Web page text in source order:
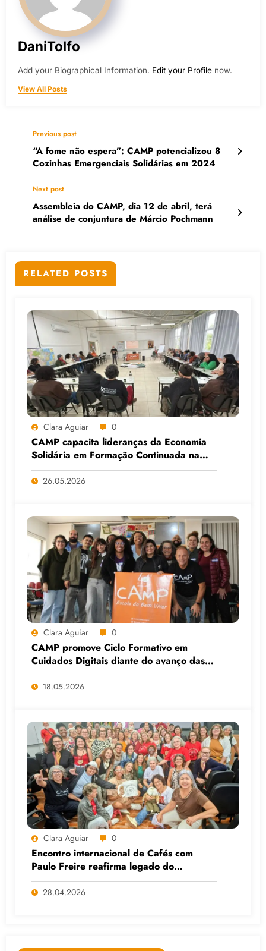
DaniTolfo
Add your Biographical Information. Edit your Profile now.
View All Posts
Previous post
“A fome não espera”: CAMP potencializou 8
Cozinhas Emergenciais Solidárias em 2024
Next post
Assembleia do CAMP, dia 12 de abril, terá
análise de conjuntura de Márcio Pochmann
RELATED POSTS
Clara Aguiar 0
CAMP capacita lideranças da Economia
Solidária em Formação Continuada na
Faculdade do Assentamento do MST, em
Viamão (RS)
26.05.2026
Clara Aguiar 0
CAMP promove Ciclo Formativo em
Cuidados Digitais diante do avanço das
Big Techs e da IA
18.05.2026
Clara Aguiar 0
Encontro internacional de Cafés com
Paulo Freire reafirma legado do
educador popular
28.04.2026